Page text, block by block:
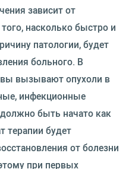
зависит от
насколько быстро и
патологии, будет
больного. В
вызывают опухоли в
инфекционные
быть начато как
терапии будет
от болезни
при первых